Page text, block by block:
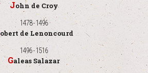
John de Croy
1478 - 1496
Robert de Lenoncourd
1496 - 1516
Galeas Salazar